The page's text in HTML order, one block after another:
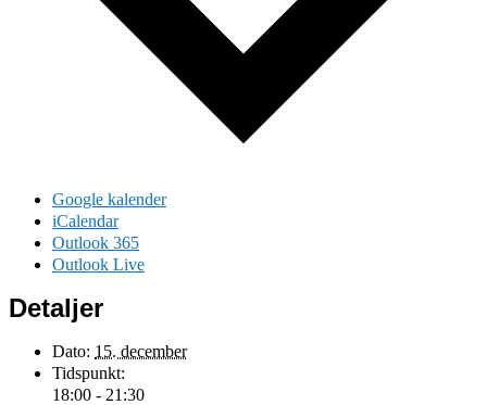
Google kalender
iCalendar
Outlook 365
Outlook Live
Detaljer
Dato: 15. december
Tidspunkt:
18:00 - 21:30